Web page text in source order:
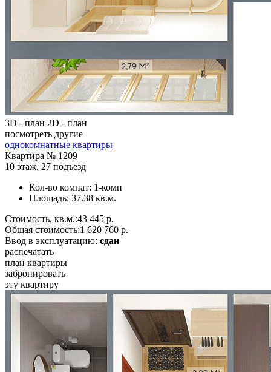
3D - план 2D - план
посмотреть другие
однокомнатные квартиры
Квартира № 1209
10 этаж, 27 подъезд
Кол-во комнат: 1-комн
Площадь: 37.38 кв.м.
Стоимость, кв.м.:43 445 р.
Общая стоимость:1 620 760 р.
Ввод в эксплуатацию: сдан
распечатать
план квартиры
забронировать
эту квартиру